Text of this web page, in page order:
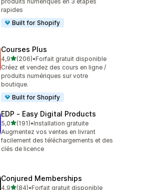
rapides
Built for Shopify
Courses Plus
4,9étoile(s) sur 5
(206)
206 avis au total
•Forfait gratuit disponible
Créez et vendez des cours en ligne /
produits numériques sur votre
boutique.
Built for Shopify
EDP ‑ Easy Digital Products
5,0étoile(s) sur 5
(191)
191 avis au total
•Installation gratuite
Augmentez vos ventes en livrant
facilement des téléchargements et des
clés de licence
Conjured Memberships
4,9étoile(s) sur 5
(84)•Forfait gratuit disponible